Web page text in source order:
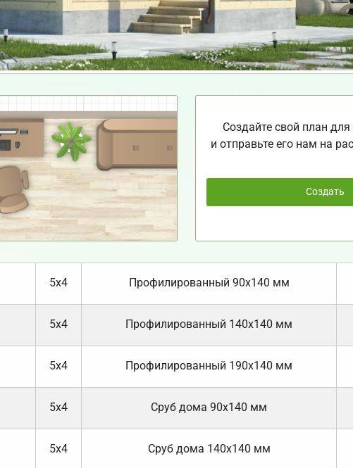
Создайте свой план для
и отправьте его нам на
Создать
5х4 Профилированный 90х140 мм
5х4 Профилированный 140х140 мм
5х4 Профилированный 190х140 мм
5х4 Cруб дома 90x140 мм
5х4 Cруб дома 140х140 мм